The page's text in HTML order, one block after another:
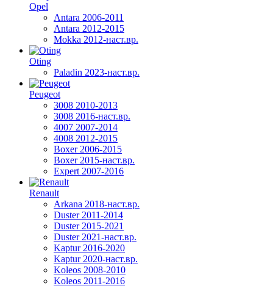
Opel
Antara 2006-2011
Antara 2012-2015
Mokka 2012-наст.вр.
Oting
Paladin 2023-наст.вр.
Peugeot
3008 2010-2013
3008 2016-наст.вр.
4007 2007-2014
4008 2012-2015
Boxer 2006-2015
Boxer 2015-наст.вр.
Expert 2007-2016
Renault
Arkana 2018-наст.вр.
Duster 2011-2014
Duster 2015-2021
Duster 2021-наст.вр.
Kaptur 2016-2020
Kaptur 2020-наст.вр.
Koleos 2008-2010
Koleos 2011-2016